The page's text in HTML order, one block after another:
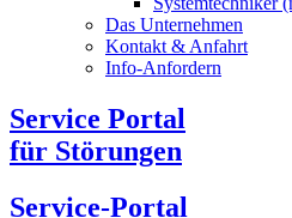
Das Unternehmen
Kontakt & Anfahrt
Info-Anfordern
Service Portal
für Störungen
Service-Portal